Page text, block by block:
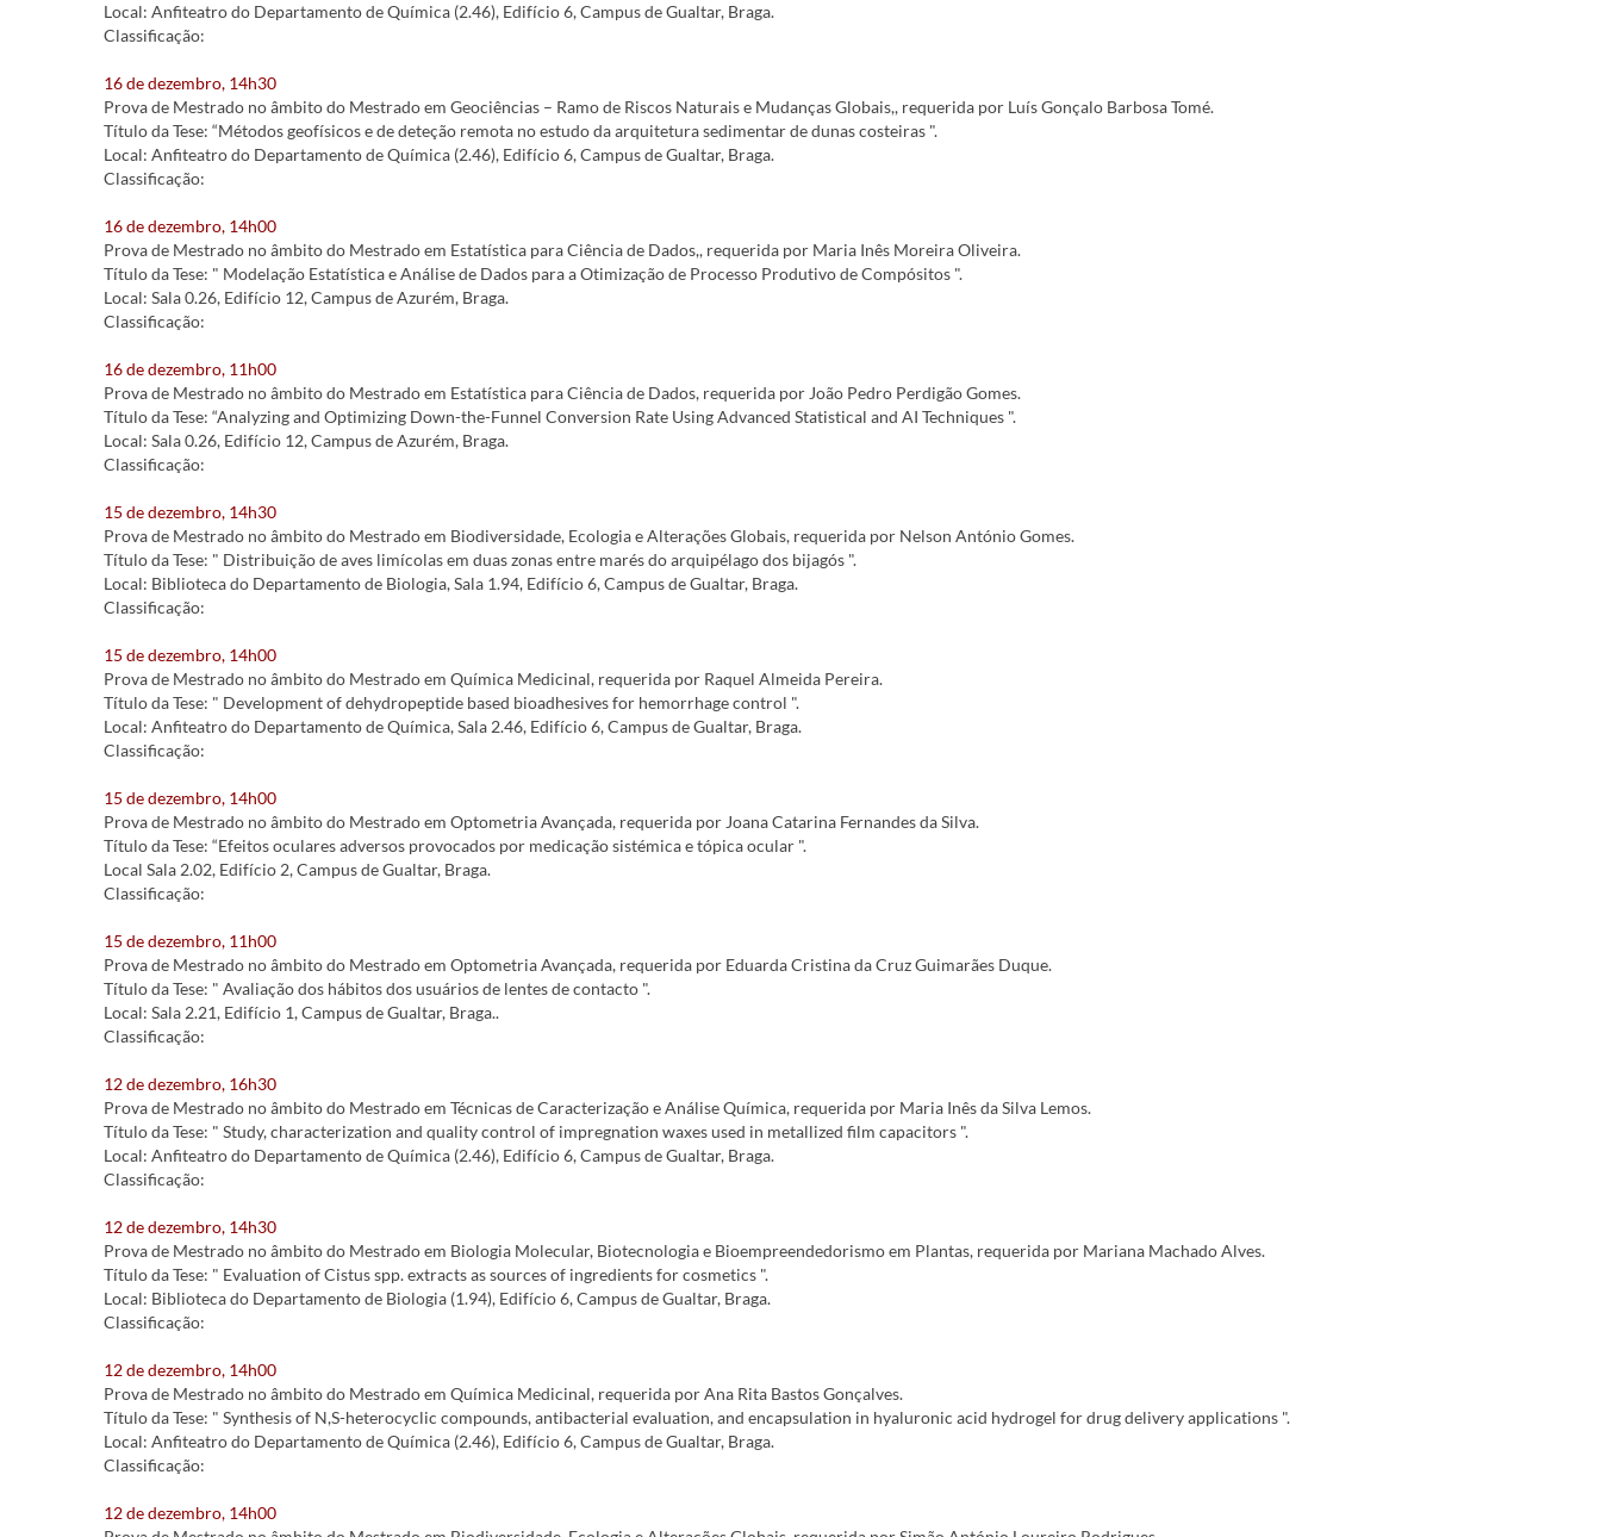
Local: Anfiteatro do Departamento de Química (2.46), Edifício 6, Campus de Gualtar, Braga.
Classificação:
16 de dezembro, 14h30
Prova de Mestrado no âmbito do Mestrado em Geociências – Ramo de Riscos Naturais e Mudanças Globais,, requerida por Luís Gonçalo Barbosa Tomé.
Título da Tese: “Métodos geofísicos e de deteção remota no estudo da arquitetura sedimentar de dunas costeiras ".
Local: Anfiteatro do Departamento de Química (2.46), Edifício 6, Campus de Gualtar, Braga.
Classificação:
16 de dezembro, 14h00
Prova de Mestrado no âmbito do Mestrado em Estatística para Ciência de Dados,, requerida por Maria Inês Moreira Oliveira.
Título da Tese: " Modelação Estatística e Análise de Dados para a Otimização de Processo Produtivo de Compósitos ".
Local: Sala 0.26, Edifício 12, Campus de Azurém, Braga.
Classificação:
16 de dezembro, 11h00
Prova de Mestrado no âmbito do Mestrado em Estatística para Ciência de Dados, requerida por João Pedro Perdigão Gomes.
Título da Tese: “Analyzing and Optimizing Down-the-Funnel Conversion Rate Using Advanced Statistical and AI Techniques ".
Local: Sala 0.26, Edifício 12, Campus de Azurém, Braga.
Classificação:
15 de dezembro, 14h30
Prova de Mestrado no âmbito do Mestrado em Biodiversidade, Ecologia e Alterações Globais, requerida por Nelson António Gomes.
Título da Tese: " Distribuição de aves limícolas em duas zonas entre marés do arquipélago dos bijagós ".
Local: Biblioteca do Departamento de Biologia, Sala 1.94, Edifício 6, Campus de Gualtar, Braga.
Classificação:
15 de dezembro, 14h00
Prova de Mestrado no âmbito do Mestrado em Química Medicinal, requerida por Raquel Almeida Pereira.
Título da Tese: " Development of dehydropeptide based bioadhesives for hemorrhage control ".
Local: Anfiteatro do Departamento de Química, Sala 2.46, Edifício 6, Campus de Gualtar, Braga.
Classificação:
15 de dezembro, 14h00
Prova de Mestrado no âmbito do Mestrado em Optometria Avançada, requerida por Joana Catarina Fernandes da Silva.
Título da Tese: “Efeitos oculares adversos provocados por medicação sistémica e tópica ocular ".
Local Sala 2.02, Edifício 2, Campus de Gualtar, Braga.
Classificação:
15 de dezembro, 11h00
Prova de Mestrado no âmbito do Mestrado em Optometria Avançada, requerida por Eduarda Cristina da Cruz Guimarães Duque.
Título da Tese: " Avaliação dos hábitos dos usuários de lentes de contacto ".
Local: Sala 2.21, Edifício 1, Campus de Gualtar, Braga..
Classificação:
12 de dezembro, 16h30
Prova de Mestrado no âmbito do Mestrado em Técnicas de Caracterização e Análise Química, requerida por Maria Inês da Silva Lemos.
Título da Tese: " Study, characterization and quality control of impregnation waxes used in metallized film capacitors ".
Local: Anfiteatro do Departamento de Química (2.46), Edifício 6, Campus de Gualtar, Braga.
Classificação:
12 de dezembro, 14h30
Prova de Mestrado no âmbito do Mestrado em Biologia Molecular, Biotecnologia e Bioempreendedorismo em Plantas, requerida por Mariana Machado Alves.
Título da Tese: " Evaluation of Cistus spp. extracts as sources of ingredients for cosmetics ".
Local: Biblioteca do Departamento de Biologia (1.94), Edifício 6, Campus de Gualtar, Braga.
Classificação:
12 de dezembro, 14h00
Prova de Mestrado no âmbito do Mestrado em Química Medicinal, requerida por Ana Rita Bastos Gonçalves.
Título da Tese: " Synthesis of N,S-heterocyclic compounds, antibacterial evaluation, and encapsulation in hyaluronic acid hydrogel for drug delivery applications ".
Local: Anfiteatro do Departamento de Química (2.46), Edifício 6, Campus de Gualtar, Braga.
Classificação:
12 de dezembro, 14h00